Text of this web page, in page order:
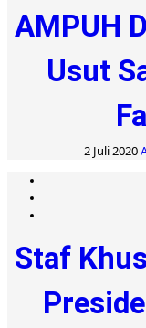
AMPUH
Usut
2 Juli 2020
Staf